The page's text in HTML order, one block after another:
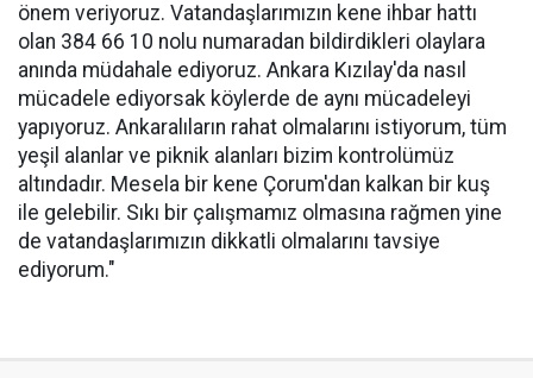
önem veriyoruz. Vatandaşlarımızın kene ihbar hattı
olan 384 66 10 nolu numaradan bildirdikleri olaylara
anında müdahale ediyoruz. Ankara Kızılay'da nasıl
mücadele ediyorsak köylerde de aynı mücadeleyi
yapıyoruz. Ankaralıların rahat olmalarını istiyorum, tüm
yeşil alanlar ve piknik alanları bizim kontrolümüz
altındadır. Mesela bir kene Çorum'dan kalkan bir kuş
ile gelebilir. Sıkı bir çalışmamız olmasına rağmen yine
de vatandaşlarımızın dikkatli olmalarını tavsiye
ediyorum."